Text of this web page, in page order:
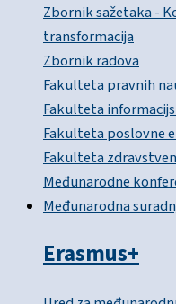
Zbornik sažetaka -
transformacija
Zbornik radova
Fakulteta pravnih
Fakulteta
Fakulteta poslovne
Fakulteta
Međunarodne
Međunarodna
Erasmus+